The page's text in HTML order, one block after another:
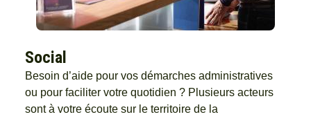
Social
Besoin d’aide pour vos démarches administratives
ou pour faciliter votre quotidien ? Plusieurs acteurs
sont à votre écoute sur le territoire de la